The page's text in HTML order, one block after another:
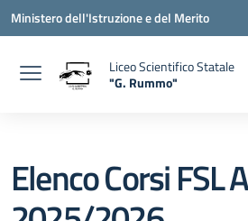
Vai ai contenuti
Vai al menu di navigazione
Vai al footer
Ministero dell'Istruzione e del Merito
Liceo Scientifico Statale
"G. Rummo"
Elenco Corsi FSL